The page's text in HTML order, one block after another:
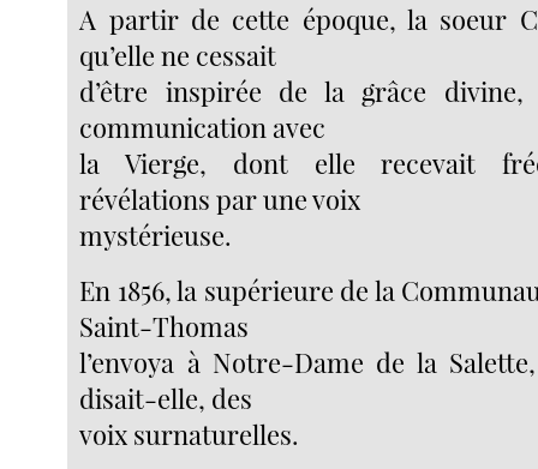
A partir de cette époque, la soeur
qu’elle ne cessait
d’être inspirée de la grâce divine,
communication avec
la Vierge, dont elle recevait
révélations par une voix
mystérieuse.
En 1856, la supérieure de la
Saint-Thomas
l’envoya à Notre-Dame de la
disait-elle, des
voix surnaturelles.